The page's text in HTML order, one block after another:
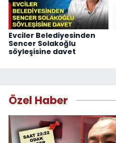
Evciler Belediyesinden
Sencer Solakoğlu
söyleşisine davet
Özel Haber